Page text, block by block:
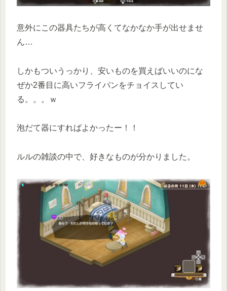
意外にこの器具たちが高くてなかなか手が出せませ
ん…
しかもついうっかり、安いものを買えばいいのにな
ぜか2番目に高いフライパンをチョイスしてい
る。。。ｗ
泡だて器にすればよかったー！！
ルルの雑談の中で、好きなものが分かりました。